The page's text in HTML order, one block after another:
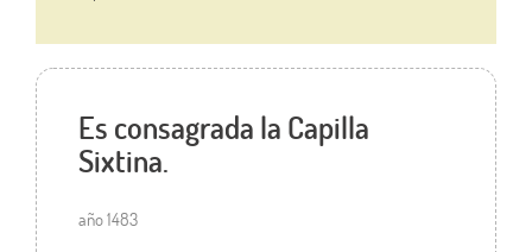
Es consagrada la Capilla
Sixtina.
año 1483